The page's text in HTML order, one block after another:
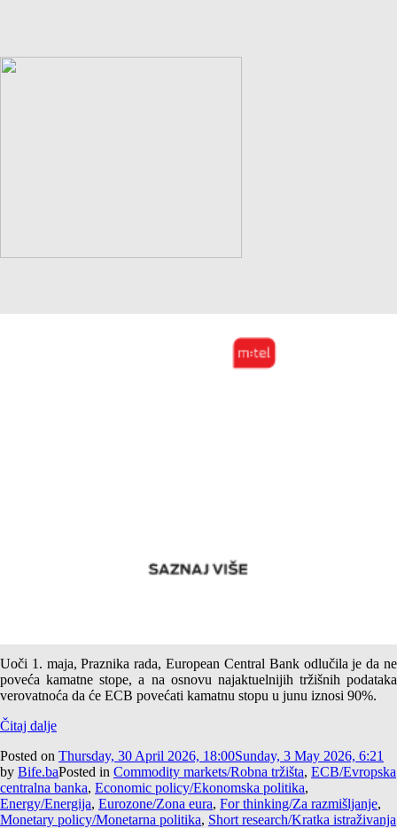
Commodity markets/Robna tržišta
Uoči 1. maja, Praznika rada,European Central Bankodlučila je da ne
poveća kamatne stope, a na osnovu najaktuelnijih tržišnih podataka
verovatnoća da će ECB povećati kamatnu stopu u junu iznosi 90%.
Čitaj dalje
Posted on Thursday, 30 April 2026, 18:00Sunday, 3 May 2026, 6:21
by Bife.baPosted in Commodity markets/Robna tržišta, ECB/Evropska
centralna banka, Economic policy/Ekonomska politika,
Energy/Energija, Eurozone/Zona eura, For thinking/Za razmišljanje,
Monetary policy/Monetarna politika, Short research/Kratka istraživanja